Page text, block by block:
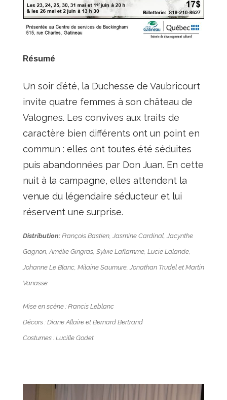
Résumé
Un soir d’été, la Duchesse de Vaubricourt
invite quatre femmes à son château de
Valognes. Les convives aux traits de
caractère bien différents ont un point en
commun : elles ont toutes été séduites
puis abandonnées par Don Juan. En cette
nuit à la campagne, elles attendent la
venue du légendaire séducteur et lui
réservent une surprise.
Distribution: François Bastien, Jasmine Cardinal, Jacynthe
Gagnon, Amélie Gingras, Sylvie Laflamme, Lucie Lalande,
Johanne Le Blanc, Milaine Saumure, Jonathan Trudel et Martin
Vanasse.
Mise en scène : Francis Leblanc
Décors : Diane Allaire et Bernard Bertrand
Costumes : Lucille Godet